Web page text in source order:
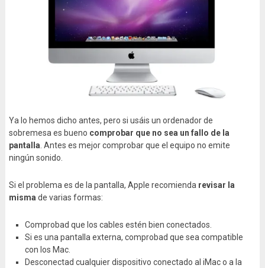
Ya lo hemos dicho antes, pero si usáis un ordenador de
sobremesa es bueno comprobar que no sea un fallo de la
pantalla. Antes es mejor comprobar que el equipo no emite
ningún sonido.
Si el problema es de la pantalla, Apple recomienda revisar la
misma de varias formas:
Comprobad que los cables estén bien conectados.
Si es una pantalla externa, comprobad que sea compatible
con los Mac.
Desconectad cualquier dispositivo conectado al iMac o a la